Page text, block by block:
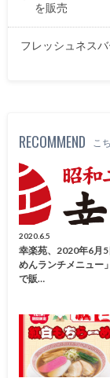
を販売
フレッシュネス
RECOMMEND こ
2020.6.5
幸楽苑、2020年6月
めんランチメニュー
で販…